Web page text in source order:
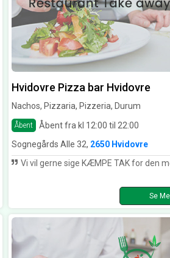
Hvidovre Pizza bar Hvidovre
Nachos, Pizzaria, Pizzeria, Durum
Åbent Åbent fra kl 12:00 til 22:00
Sognegårds Alle 32, 2650 Hvidovre
Vi vil gerne sige KÆMPE TAK for den mest fantastiske mad vi til dato har fået fra noget pizzaria overhovedet😊 servicen og leveringen er sindsygt god, dertil vil vi gerne rose jer for jeres mad, her der kan man virkelig smage at i er stolte af at lave mad og dertil laver det med hjertet, det er den bedste calzone jeg nogensinde har
Se